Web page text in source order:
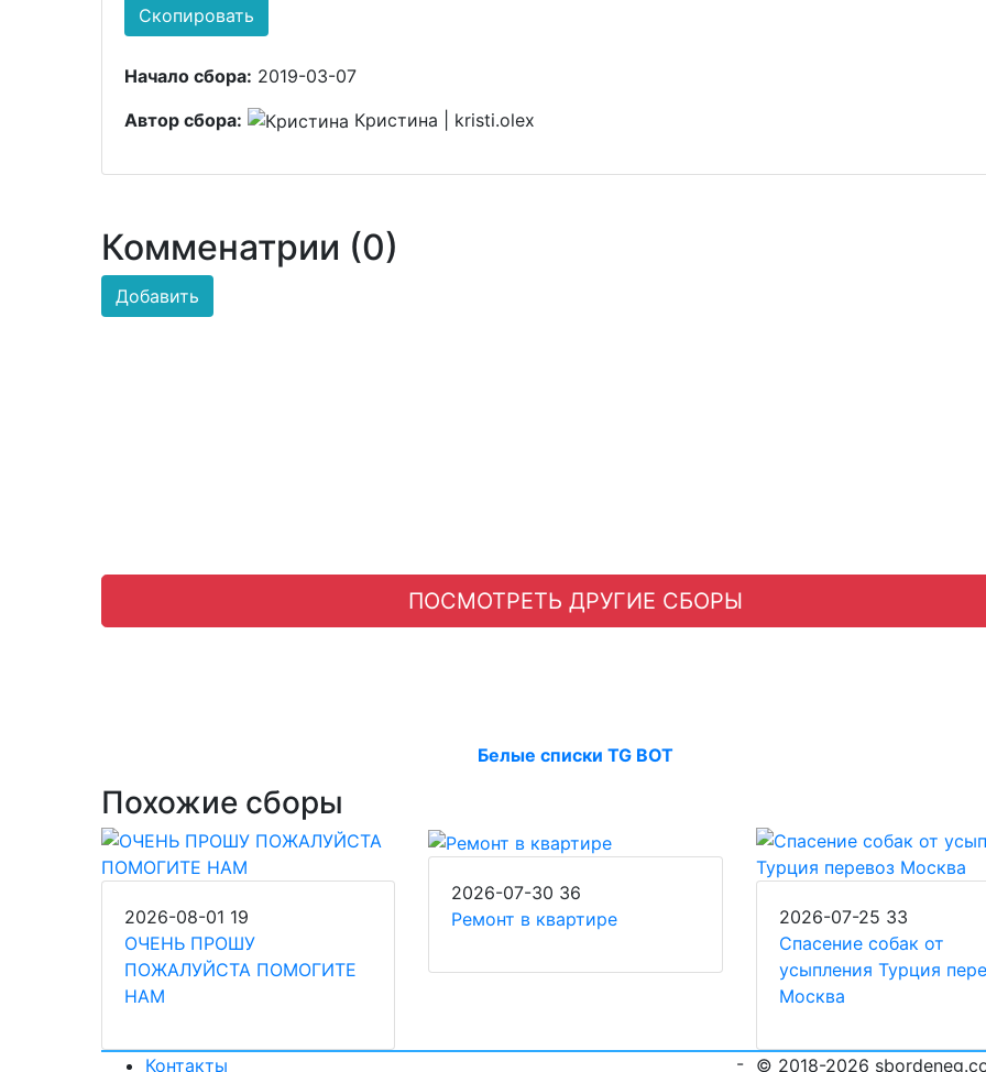
Скопировать
Начало сбора: 2019-03-07
Автор сбора:
Кристина | kristi.olex
Комменатрии (0)
Добавить
ПОСМОТРЕТЬ ДРУГИЕ СБОРЫ
Белые списки TG BOT
Похожие сборы
2026-08-01 19
ОЧЕНЬ ПРОШУ
ПОЖАЛУЙСТА ПОМОГИТЕ
НАМ
2026-07-30 36
Ремонт в квартире
2026-07-25 33
Спасение собак от
усыпления Турция
Москва
-
Контакты © 2018-2026